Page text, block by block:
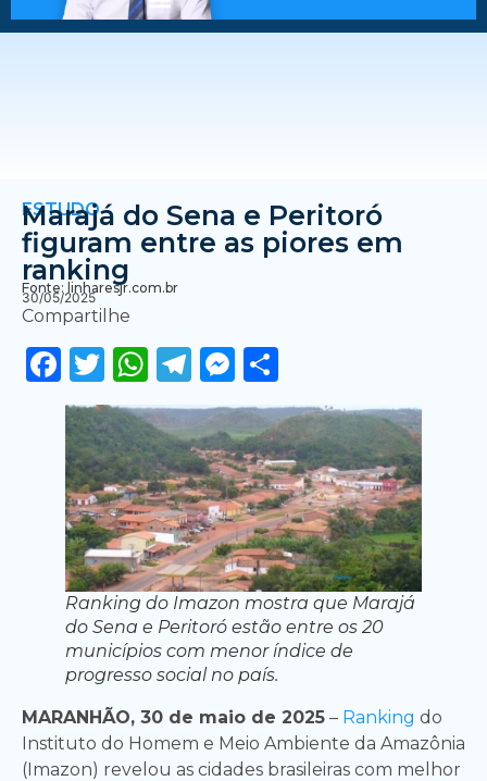
ESTUDO
Marajá do Sena e Peritoró
figuram entre as piores em
ranking
Fonte: linharesjr.com.br
30/05/2025
Compartilhe
Facebook
Twitter
WhatsApp
Telegram
Messenger
Ranking do Imazon mostra que Marajá
do Sena e Peritoró estão entre os 20
municípios com menor índice de
progresso social no país.
MARANHÃO, 30 de maio de 2025 – Ranking do
Instituto do Homem e Meio Ambiente da Amazônia
(Imazon) revelou as cidades brasileiras com melhor